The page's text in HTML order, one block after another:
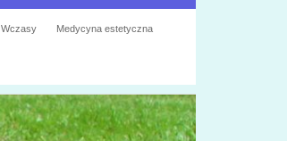
Wczasy Medycyna estetyczna